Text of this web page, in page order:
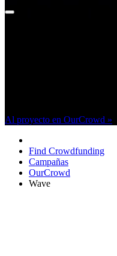
Al proyecto en OurCrowd »
Find Crowdfunding
Campañas
OurCrowd
Wave